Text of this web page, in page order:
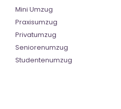
Mini Umzug
Praxisumzug
Privatumzug
Seniorenumzug
Studentenumzug